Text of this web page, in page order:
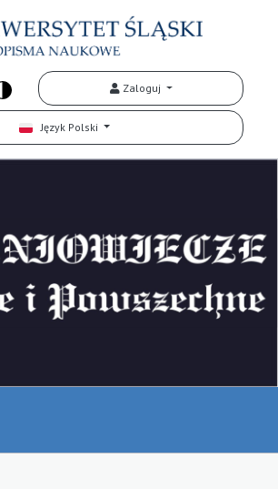
Zaloguj
Język Polski